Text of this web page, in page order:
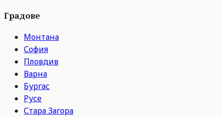
Градове
Монтана
София
Пловдив
Варна
Бургас
Русе
Стара Загора